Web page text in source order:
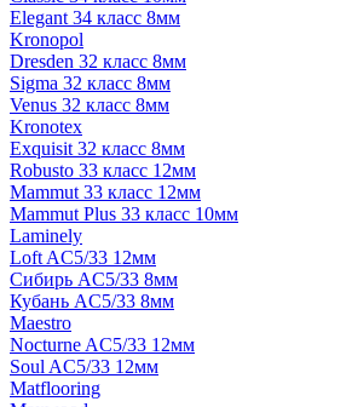
Elegant 34 класс 8мм
Kronopol
Dresden 32 класс 8мм
Sigma 32 класс 8мм
Venus 32 класс 8мм
Kronotex
Exquisit 32 класс 8мм
Robusto 33 класс 12мм
Mammut 33 класс 12мм
Mammut Plus 33 класс 10мм
Laminely
Loft AC5/33 12мм
Сибирь AC5/33 8мм
Кубань AC5/33 8мм
Maestro
Nocturne AC5/33 12мм
Soul AC5/33 12мм
Matflooring